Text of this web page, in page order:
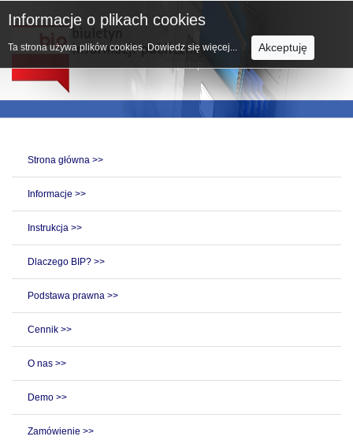
Strona główna >>
Informacje >>
Instrukcja >>
Dlaczego BIP? >>
Podstawa prawna >>
Cennik >>
O nas >>
Demo >>
Zamówienie >>
Informacje o plikach cookies
Ta strona używa plików cookies. Dowiedz się więcej... Akceptuję